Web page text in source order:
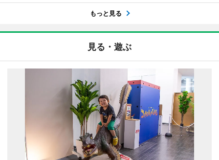
もっと見る
見る・遊ぶ